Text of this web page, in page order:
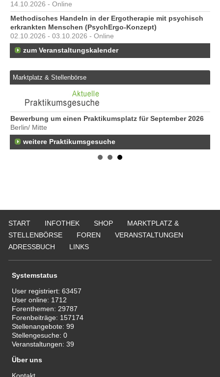
14.10.2026 - Online
Methodisches Handeln in der Ergotherapie mit psychisch
erkrankten Menschen (PsychErgo-Konzept)
02.10.2026 - 03.10.2026 - Online
zum Veranstaltungskalender
Marktplatz & Stellenbörse
Bewerbung um einen Praktikumsplatz für September 2026
Berlin/ Mitte
weitere Praktikumsgesuche
START INFOTHEK SHOP
MARKTPLATZ &
STELLENBÖRSE
FOREN
VERANSTALTUNGEN
ADRESSBUCH
LINKS
Systemstatus
User registriert:63457
User online: 1712
Forenthemen: 29787
Forenbeiträge: 157174
Stellenangebote:99
Stellengesuche:0
Veranstaltungen:39
Über uns
Kontakt